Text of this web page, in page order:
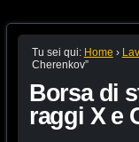
Tu sei qui: Home ›
Cherenkov”
Borsa di
raggi X e